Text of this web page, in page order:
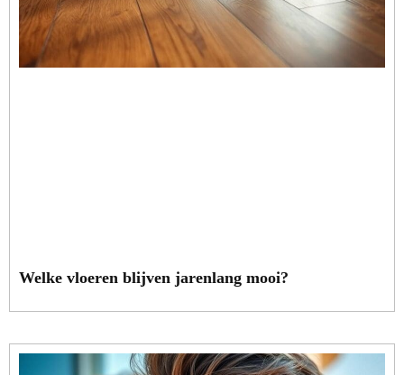
Welke vloeren blijven jarenlang mooi?